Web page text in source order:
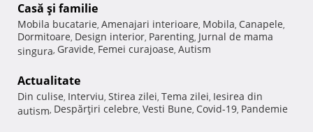
Casă şi familie
Mobila bucatarie, Amenajari interioare, Mobila, Canapele,
Dormitoare, Design interior, Parenting, Jurnal de mama
singura, Gravide, Femei curajoase, Autism
Actualitate
Din culise, Interviu, Stirea zilei, Tema zilei, Iesirea din
autism, Despărţiri celebre, Vesti Bune, Covid-19, Pandemie